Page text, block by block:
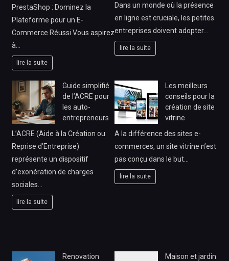
PrestaShop : Dominez la
Plateforme pour un E-
Commerce Réussi Vous aspirez
à…
lire la suite
Dans un monde où la présence
en ligne est cruciale, les petites
entreprises doivent adopter…
lire la suite
Guide simplifié
de l’ACRE pour
les auto-
entrepreneurs
L’ACRE (Aide à la Création ou
Reprise d’Entreprise)
représente un dispositif
d’exonération de charges
sociales…
lire la suite
Les meilleurs
conseils pour la
création de site
vitrine
A la différence des sites e-
commerces, un site vitrine n’est
pas conçu dans le but…
lire la suite
Renovation
Maison et jardin